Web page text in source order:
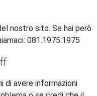
nostro sito. Se hai però
081.1975.1975
avere informazioni